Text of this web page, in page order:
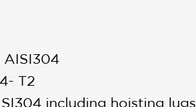
AISI304
T2
including hoisting lugs